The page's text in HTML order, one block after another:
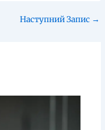
Наступний Запис →